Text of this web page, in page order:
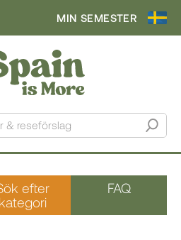
MIN SEMESTER
& reseförslag
efter
kategori
FAQ